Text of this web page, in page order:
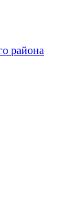
района